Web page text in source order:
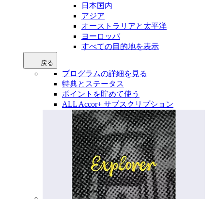
日本国内
アジア
オーストラリアと太平洋
ヨーロッパ
すべての目的地を表示
戻る
プログラムの詳細を見る
特典とステータス
ポイントを貯めて使う
ALL Accor+ サブスクリプション